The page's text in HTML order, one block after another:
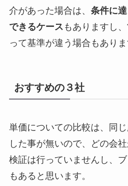
介があった場合は、 条件に
できるケース もありますし
って基準が違う場合もありま
おすすめの３社
単価についての比較は、同
した事が無いので、どの会
検証は行っていませんし、
もあると思います。